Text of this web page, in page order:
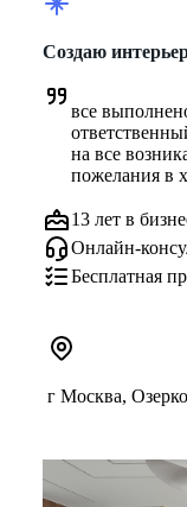
Создаю
все
на все
пожелания в
13 лет в
Онлайн-
Бесплатная
г Москва,